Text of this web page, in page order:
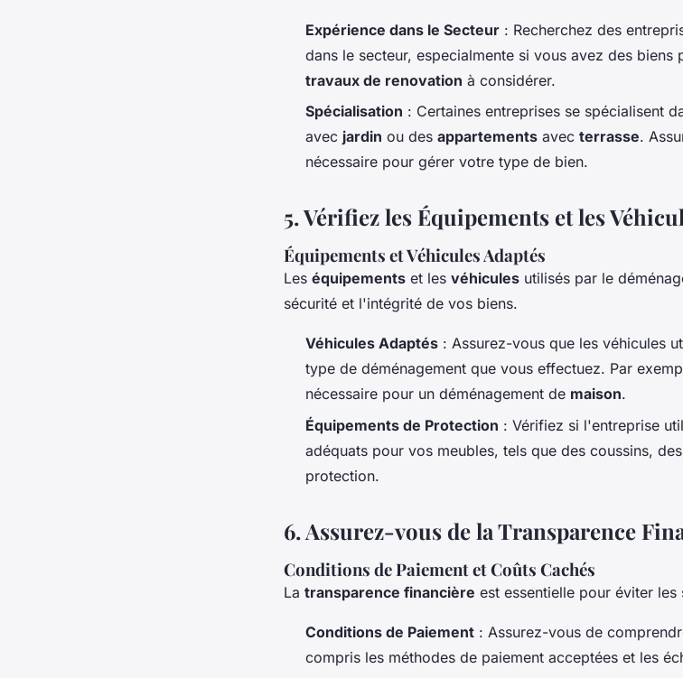
Expérience dans le Secteur : Recherchez des
dans le secteur, especialmente si vous avez des
travaux de renovation à considérer.
Spécialisation : Certaines entreprises se spécialisent
avec jardin ou des appartements avec terrasse.
nécessaire pour gérer votre type de bien.
5.Vérifiez les Équipements et les
Équipements et Véhicules Adaptés
Les équipements et les véhicules utilisés par le
sécurité et l'intégrité de vos biens.
Véhicules Adaptés : Assurez-vous que les véhicules
type de déménagement que vous effectuez. Par
nécessaire pour un déménagement de maison.
Équipements de Protection : Vérifiez si l'entreprise
adéquats pour vos meubles, tels que des coussins,
protection.
6.Assurez-vous de la Transparence
Conditions de Paiement et Coûts Cachés
La transparence financière est essentielle pour éviter les
Conditions de Paiement : Assurez-vous de
compris les méthodes de paiement acceptées et les